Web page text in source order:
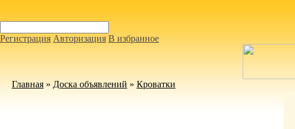
Регистрация Авторизация В избранное
Главная » Доска объявлений » Кроватки